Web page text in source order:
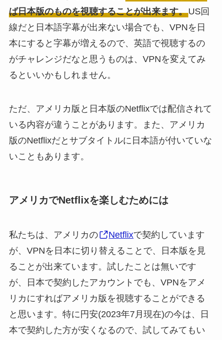
ば日本版のものを視聴することが出来ます。US回
線だと日本語字幕が出来ない場合でも、VPNを日
本にすると字幕が増えるので、英語で視聴するの
がチャレンジだなと思うものは、VPNを変えてみ
るといいかもしれません。
ただ、アメリカ版と日本版のNetflixでは配信されて
いる内容が違うことがあります。また、アメリカ
版のNetflixだとサブタイトルに日本語が付いていな
いこともあります。
アメリカでNetflixを楽しむためには
私たちは、アメリカの Netflixで契約しています
が、VPNを日本に切り替えることで、日本版を見
ることが出来ています。試したことは無いです
が、日本で契約したアカウントでも、VPNをアメ
リカにすればアメリカ版を視聴することができる
と思います。特に円安(2023年7月現在)の今は、日
本で契約した方が安くなるので、試してみてもい